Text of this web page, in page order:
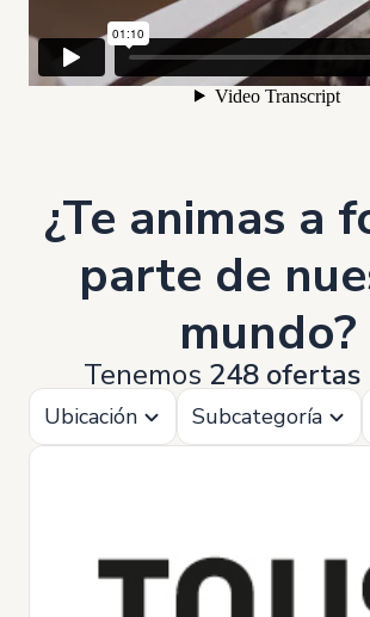
¿Te animas a
parte de
mundo?
Tenemos 248 ofertas
Ubicación Subcategoría